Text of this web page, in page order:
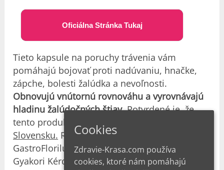
Oficiálna Stránka Tukaj
Tieto kapsule na poruchy trávenia vám
pomáhajú bojovať proti nadúvaniu, hnačke,
zápche, bolesti žalúdka a nevoľnosti.
Obnovujú vnútornú rovnováhu a vyrovnávajú
hladinu žalúdočných štiav. Potvrdené je, že
tento produkt užíva denne
Slovensku. Recenzie a komentáre k
GastroFlorilu na fórach, ako sú Modry Konik,
Gyakori Kérdések a al femminile, vysvetľujú, že
Cookies
Zdravie-Krasa.com používa
cookies, ktoré nám pomáhajú